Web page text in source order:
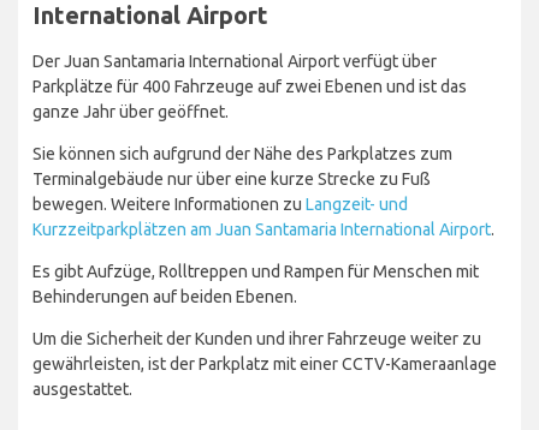
International Airport
Der Juan Santamaria International Airport verfügt über
Parkplätze für 400 Fahrzeuge auf zwei Ebenen und ist das
ganze Jahr über geöffnet.
Sie können sich aufgrund der Nähe des Parkplatzes zum
Terminalgebäude nur über eine kurze Strecke zu Fuß
bewegen. Weitere Informationen zu Langzeit- und
Kurzzeitparkplätzen am Juan Santamaria International Airport.
Es gibt Aufzüge, Rolltreppen und Rampen für Menschen mit
Behinderungen auf beiden Ebenen.
Um die Sicherheit der Kunden und ihrer Fahrzeuge weiter zu
gewährleisten, ist der Parkplatz mit einer CCTV-Kameraanlage
ausgestattet.